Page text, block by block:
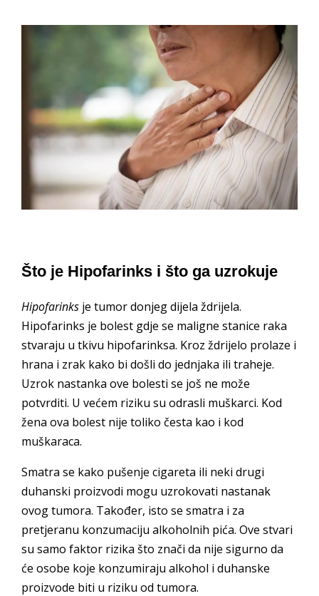
Što je Hipofarinks i što ga uzrokuje
Hipofarinks je tumor donjeg dijela ždrijela.
Hipofarinks je bolest gdje se maligne stanice raka
stvaraju u tkivu hipofarinksa. Kroz ždrijelo prolaze i
hrana i zrak kako bi došli do jednjaka ili traheje.
Uzrok nastanka ove bolesti se još ne može
potvrditi. U većem riziku su odrasli muškarci. Kod
žena ova bolest nije toliko česta kao i kod
muškaraca.
Smatra se kako pušenje cigareta ili neki drugi
duhanski proizvodi mogu uzrokovati nastanak
ovog tumora. Također, isto se smatra i za
pretjeranu konzumaciju alkoholnih pića. Ove stvari
su samo faktor rizika što znači da nije sigurno da
će osobe koje konzumiraju alkohol i duhanske
proizvode biti u riziku od tumora.